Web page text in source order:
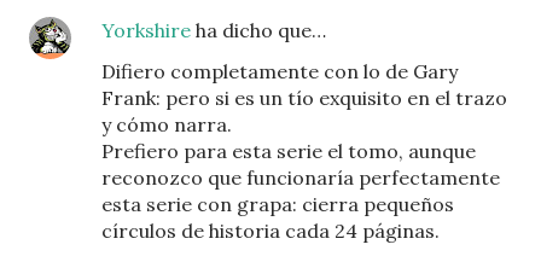
Yorkshire ha dicho que…
Difiero completamente con lo de Gary
Frank: pero si es un tío exquisito en el trazo
y cómo narra.
Prefiero para esta serie el tomo, aunque
reconozco que funcionaría perfectamente
esta serie con grapa: cierra pequeños
círculos de historia cada 24 páginas.